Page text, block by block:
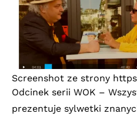
Screenshot ze strony
Odcinek serii WOK –
prezentuje sylwetki